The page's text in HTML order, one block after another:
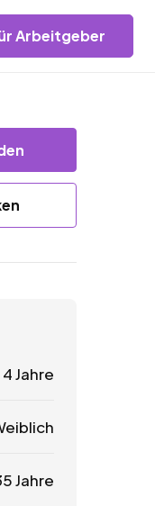
Arbeitgeber
4 Jahre
Jahre